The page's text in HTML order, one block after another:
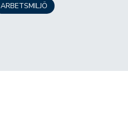
ARBETSMILJÖ